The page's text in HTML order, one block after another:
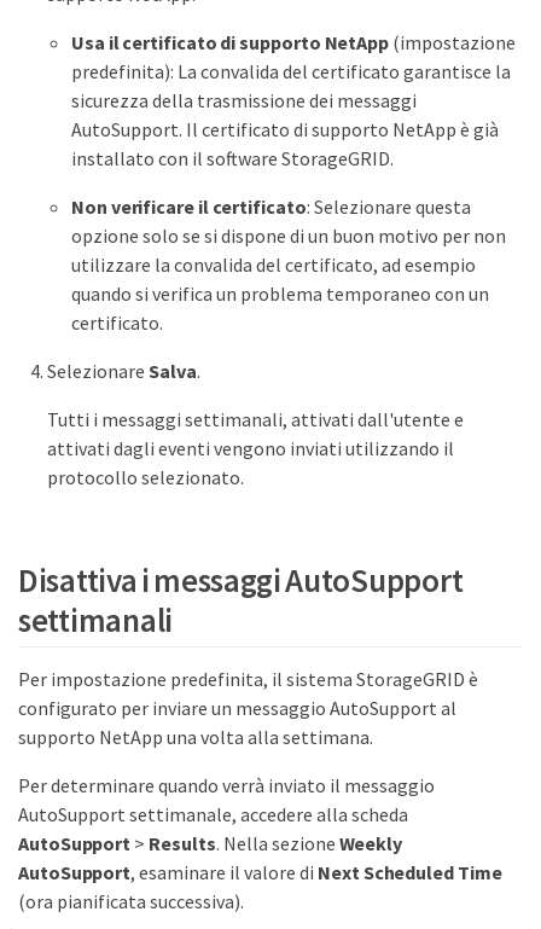
Usa il certificato di supporto NetApp (impostazione
predefinita): La convalida del certificato garantisce la
sicurezza della trasmissione dei messaggi
AutoSupport. Il certificato di supporto NetApp è già
installato con il software StorageGRID.
Non verificare il certificato: Selezionare questa
opzione solo se si dispone di un buon motivo per non
utilizzare la convalida del certificato, ad esempio
quando si verifica un problema temporaneo con un
certificato.
Selezionare Salva.
Tutti i messaggi settimanali, attivati dall'utente e
attivati dagli eventi vengono inviati utilizzando il
protocollo selezionato.
Disattiva i messaggi AutoSupport
settimanali
Per impostazione predefinita, il sistema StorageGRID è
configurato per inviare un messaggio AutoSupport al
supporto NetApp una volta alla settimana.
Per determinare quando verrà inviato il messaggio
AutoSupport settimanale, accedere alla scheda
AutoSupport > Results. Nella sezione Weekly
AutoSupport, esaminare il valore di Next Scheduled Time
(ora pianificata successiva).